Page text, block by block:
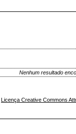
Nenhum resultado
Licença Creative Commons